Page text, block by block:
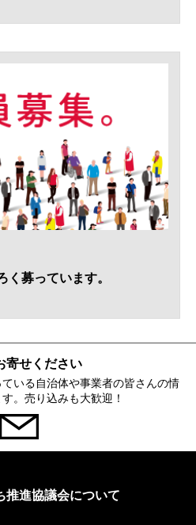
く募っています。
寄せください
いる自治体や事業者の皆さんの情
。売り込みも大歓迎！
推進協議会について